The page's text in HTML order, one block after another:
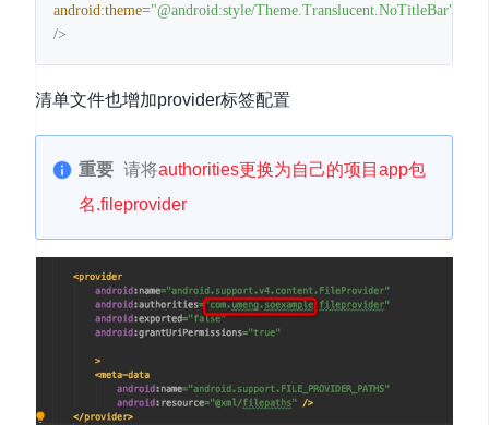
android:theme="@android:style/Theme.Translucent.NoTitleBar"
/>
清单文件也增加provider标签配置
重要 请将authorities更换为自己的项目app包
名.fileprovider